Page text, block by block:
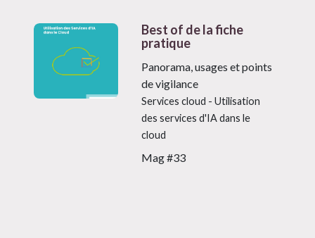
Best of de la fiche
pratique
Panorama, usages et points
de vigilance
Services cloud - Utilisation
des services d'IA dans le
cloud
Mag #33